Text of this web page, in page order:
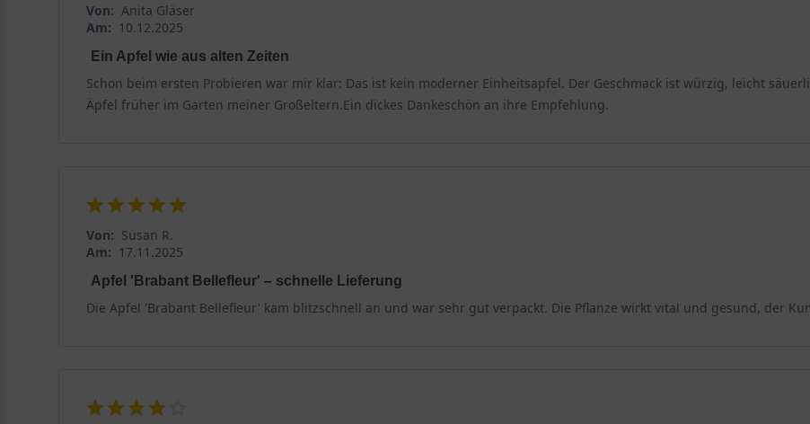
Von: Anita Gläser
Am: 10.12.2025
Ein Apfel wie aus alten Zeiten
Schon beim ersten Probieren war mir klar: Das ist kein moderner Einheitsapfel. Der Geschmack ist würzig, leicht
Äpfel früher im Garten meiner Großeltern.Ein dickes Dankeschön an ihre Empfehlung.
Von: Susan R.
Am: 17.11.2025
Apfel 'Brabant Bellefleur' – schnelle Lieferung
Die Apfel 'Brabant Bellefleur' kam blitzschnell an und war sehr gut verpackt. Die Pflanze wirkt vital und gesund, der